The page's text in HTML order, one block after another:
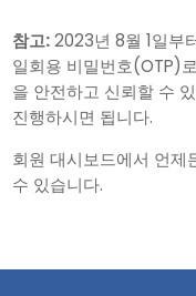
참고:2023년 8월 1일부
일회용 비밀번호(OTP)
을 안전하고 신뢰할 수
진행하시면 됩니다.
회원 대시보드에서 언제
수 있습니다.